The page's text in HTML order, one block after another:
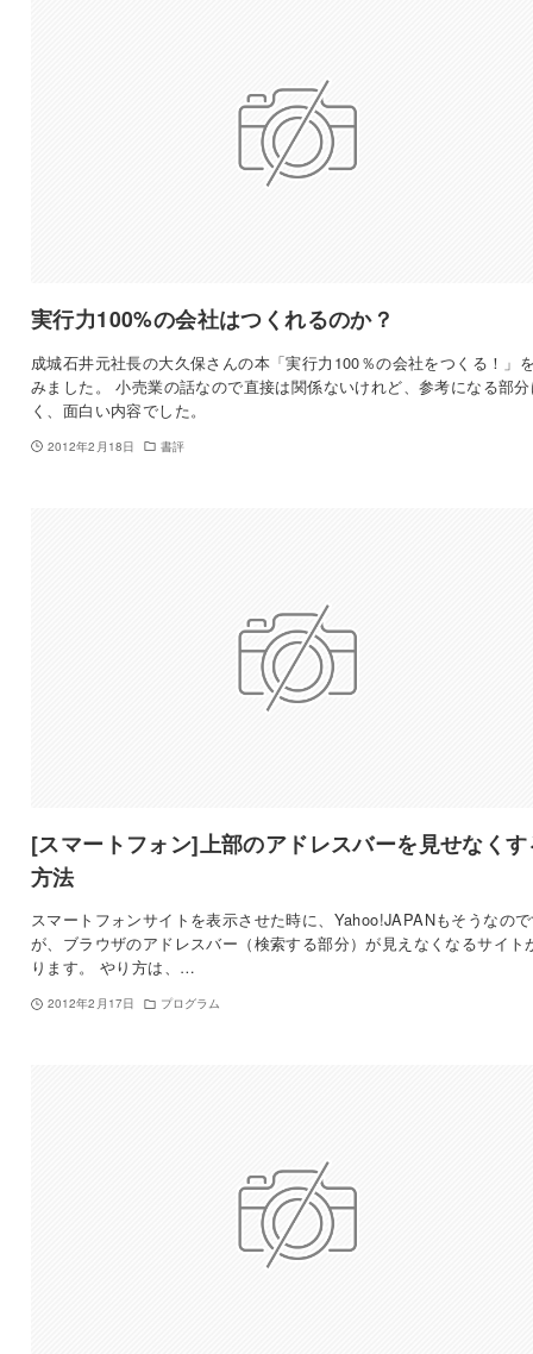
実行力100%の会社はつくれるのか？
成城石井元社長の大久保さんの本「実行力100％の会社をつくる！」
みました。 小売業の話なので直接は関係ないけれど、参考になる部
く、面白い内容でした。
2012年2月18日 書評
[スマートフォン]上部のアドレスバーを見せなくす
方法
スマートフォンサイトを表示させた時に、Yahoo!JAPANもそうなの
が、ブラウザのアドレスバー（検索する部分）が見えなくなるサイト
ります。 やり方は、…
2012年2月17日 プログラム